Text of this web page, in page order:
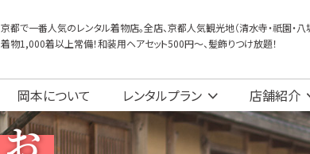
京都で一番人気のレンタル着物店。全店、京都人気観光地（清水寺・祇園・八
着物1,000着以上常備！和装用ヘアセット500円〜、髪飾りつけ放題！
岡本について レンタルプラン 店舗紹介